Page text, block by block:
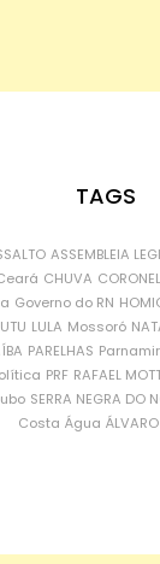
TAGS
ASSEMBLEIA
CHUVA
Governo do RN
LULA Mossoró
PARELHAS
PRF RAFAEL
SERRA NEGRA DO
Costa Água